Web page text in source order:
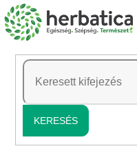
Ugrás
a
tartalomhoz
KERESÉS